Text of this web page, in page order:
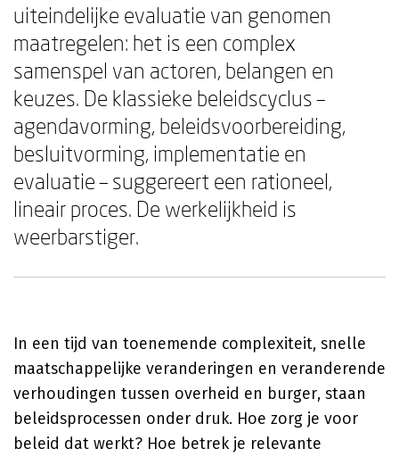
uiteindelijke evaluatie van genomen
maatregelen: het is een complex
samenspel van actoren, belangen en
keuzes. De klassieke beleidscyclus –
agendavorming, beleidsvoorbereiding,
besluitvorming, implementatie en
evaluatie – suggereert een rationeel,
lineair proces. De werkelijkheid is
weerbarstiger.
In een tijd van toenemende complexiteit, snelle
maatschappelijke veranderingen en veranderende
verhoudingen tussen overheid en burger, staan
beleidsprocessen onder druk. Hoe zorg je voor
beleid dat werkt? Hoe betrek je relevante